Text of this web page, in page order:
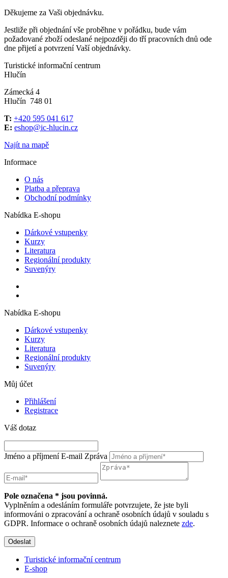
Děkujeme za Vaši objednávku.
Jestliže při objednání vše proběhne v pořádku, bude vám
požadované zboží odeslané nejpozději do tří pracovních dnů ode
dne přijetí a potvrzení Vaší objednávky.
Turistické informační centrum
Hlučín
Zámecká 4
Hlučín 748 01
T: +420 595 041 617
E: eshop@ic-hlucin.cz
Najít na mapě
Informace
O nás
Platba a přeprava
Obchodní podmínky
Nabídka E-shopu
Dárkové vstupenky
Kurzy
Literatura
Regionální produkty
Suvenýry
Nabídka E-shopu
Dárkové vstupenky
Kurzy
Literatura
Regionální produkty
Suvenýry
Můj účet
Přihlášení
Registrace
Váš dotaz
Jméno a příjmení E-mail Zpráva
Pole označena * jsou povinná.
Vyplněním a odesláním formuláře potvrzujete, že jste byli
informováni o zpracování a ochraně osobních údajů v souladu s
GDPR. Informace o ochraně osobních údajů naleznete zde.
Odeslat
Turistické informační centrum
E-shop